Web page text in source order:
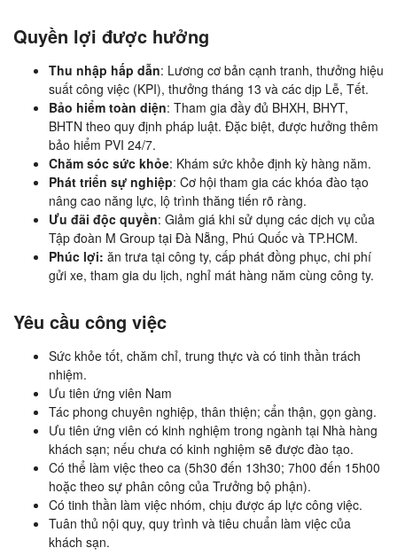
Quyền lợi được hưởng
Thu nhập hấp dẫn: Lương cơ bản cạnh tranh, thưởng hiệu
suất công việc (KPI), thưởng tháng 13 và các dịp Lễ, Tết.
Bảo hiểm toàn diện: Tham gia đầy đủ BHXH, BHYT,
BHTN theo quy định pháp luật. Đặc biệt, được hưởng thêm
bảo hiểm PVI 24/7.
Chăm sóc sức khỏe: Khám sức khỏe định kỳ hàng năm.
Phát triển sự nghiệp: Cơ hội tham gia các khóa đào tạo
nâng cao năng lực, lộ trình thăng tiến rõ ràng.
Ưu đãi độc quyền: Giảm giá khi sử dụng các dịch vụ của
Tập đoàn M Group tại Đà Nẵng, Phú Quốc và TP.HCM.
Phúc lợi: ăn trưa tại công ty, cấp phát đồng phục, chi phí
gửi xe, tham gia du lịch, nghỉ mát hàng năm cùng công ty.
Yêu cầu công việc
Sức khỏe tốt, chăm chỉ, trung thực và có tinh thần trách
nhiệm.
Ưu tiên ứng viên Nam
Tác phong chuyên nghiệp, thân thiện; cẩn thận, gọn gàng.
Ưu tiên ứng viên có kinh nghiệm trong ngành tại Nhà hàng
khách sạn; nếu chưa có kinh nghiệm sẽ được đào tạo.
Có thể làm việc theo ca (5h30 đến 13h30; 7h00 đến 15h00
hoặc theo sự phân công của Trưởng bộ phận).
Có tinh thần làm việc nhóm, chịu được áp lực công việc.
Tuân thủ nội quy, quy trình và tiêu chuẩn làm việc của
khách sạn.